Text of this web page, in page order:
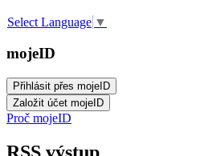
Select Language ▼
mojeID
Proč mojeID
RSS výstup